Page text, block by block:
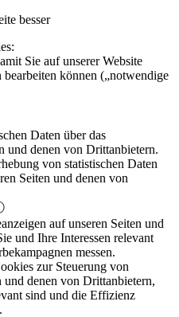
besser
Sie auf unserer Website
können („notwendige
Daten über das
und denen von Drittanbietern.
von statistischen Daten
Seiten und denen von
auf unseren Seiten und
und Ihre Interessen relevant
messen.
zur Steuerung von
und denen von Drittanbietern,
sind und die Effizienz